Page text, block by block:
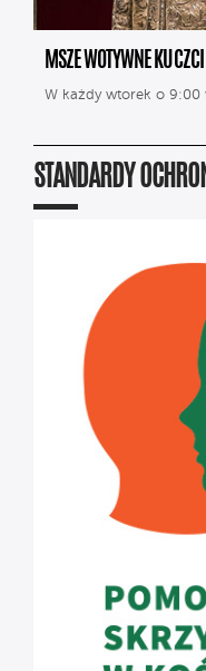
MSZE WOTYWNE KU
W każdy wtorek o
STANDARDY